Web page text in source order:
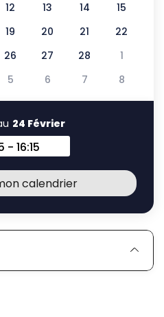
12 13 14
15
19 20 21
22
de
26 27 28
1
5 6 7 8
24 Février
Horaires au 24 Février 2026
- 16:15
calendrier